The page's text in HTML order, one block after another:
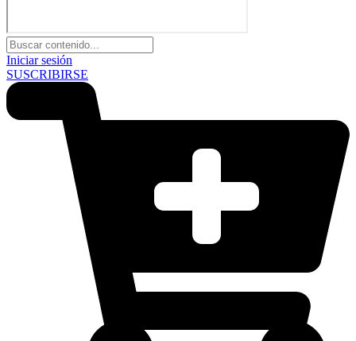
Iniciar sesión
SUSCRIBIRSE